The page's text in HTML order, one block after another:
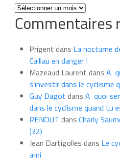
Toutes
les
news
mois
Commentaires
Prigent dans La nocturne
Caillau en danger !
Mazeaud Laurent dans A
s’investir dans le cyclisme
Guy Dagot dans A quoi
dans le cyclisme quand tu
RENOUT dans Charly
(32)
Jean Dartigolles dans Le
ami